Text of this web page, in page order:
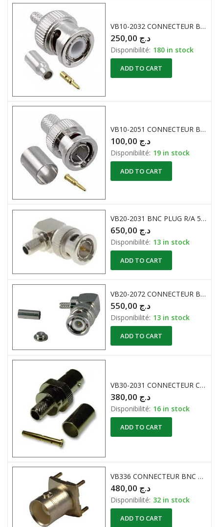
VB10-2032 CONNECTEUR BNC
د.ج
Disponibilité: 180 in stock
ADD TO CART
VB10-2051 CONNECTEUR BNC
د.ج
Disponibilité: 19 in stock
ADD TO CART
VB20-2031 BNC PLUG R/A 50 OHM SOLDER
د.ج
Disponibilité: 13 in stock
ADD TO CART
VB20-2072 CONNECTEUR BNC COAXIAL COUDE RG174A
د.ج
Disponibilité: 13 in stock
ADD TO CART
VB30-2031 CONNECTEUR COAXIAL BNC RF 75 ohm 4GHZ
د.ج
Disponibilité: 16 in stock
ADD TO CART
VB336 CONNECTEUR BNC FEM PCB 50 Ohm
د.ج
Disponibilité: 32 in stock
ADD TO CART